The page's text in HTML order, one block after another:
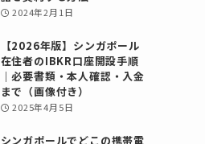
2024年2月1日
【2026年版】シンガポール
在住者のIBKR口座開設手順
｜必要書類・本人確認・入金
まで（画像付き）
2025年4月5日
シンガポールでどこの携帯電